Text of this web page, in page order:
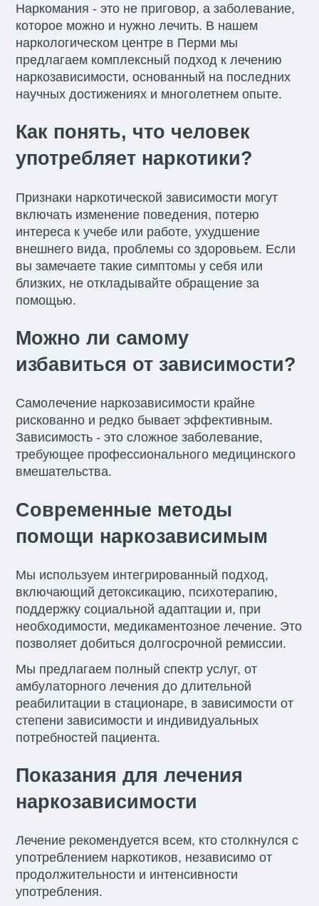
Наркомания - это не приговор, а заболевание,
которое можно и нужно лечить. В нашем
наркологическом центре в Перми мы
предлагаем комплексный подход к лечению
наркозависимости, основанный на последних
научных достижениях и многолетнем опыте.
Как понять, что человек
употребляет наркотики?
Признаки наркотической зависимости могут
включать изменение поведения, потерю
интереса к учебе или работе, ухудшение
внешнего вида, проблемы со здоровьем. Если
вы замечаете такие симптомы у себя или
близких, не откладывайте обращение за
помощью.
Можно ли самому
избавиться от зависимости?
Самолечение наркозависимости крайне
рискованно и редко бывает эффективным.
Зависимость - это сложное заболевание,
требующее профессионального медицинского
вмешательства.
Современные методы
помощи наркозависимым
Мы используем интегрированный подход,
включающий детоксикацию, психотерапию,
поддержку социальной адаптации и, при
необходимости, медикаментозное лечение. Это
позволяет добиться долгосрочной ремиссии.
Мы предлагаем полный спектр услуг, от
амбулаторного лечения до длительной
реабилитации в стационаре, в зависимости от
степени зависимости и индивидуальных
потребностей пациента.
Показания для лечения
наркозависимости
Лечение рекомендуется всем, кто столкнулся с
употреблением наркотиков, независимо от
продолжительности и интенсивности
употребления.